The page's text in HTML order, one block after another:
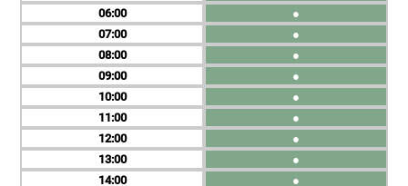
06
07
08
09
10
11
12
13
14
●
●
●
●
●
●
●
●
●